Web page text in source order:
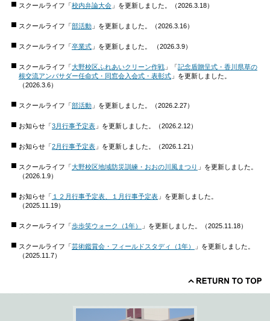
スクールライフ「 校内弁論大会」を更新しました。（2026.3.18）
スクールライフ「 部活動」を更新しました。（2026.3.16）
スクールライフ「 卒業式」を更新しました。 （2026.3.9）
スクールライフ「 大野校区ふれあいクリーン作戦」「 記念盾贈呈式・香川県草の
根交流アンバサダー任命式・同窓会入会式・表彰式」を更新しました。
（2026.3.6）
スクールライフ「 部活動」を更新しました。（2026.2.27）
お知らせ「 3月行事予定表」を更新しました。（2026.2.12）
お知らせ「 2月行事予定表」を更新しました。（2026.1.21）
スクールライフ「 大野校区地域防災訓練・おおの川風まつり 」を更新しました。
（2026.1.9）
お知らせ「 １２月行事予定表、１月行事予定表」を更新しました。
（2025.11.19）
スクールライフ「 歩歩笑ウォーク（1年） 」を更新しました。（2025.11.18）
スクールライフ「 芸術鑑賞会・フィールドスタディ（1年）
」を更新しました。
（2025.11.7）